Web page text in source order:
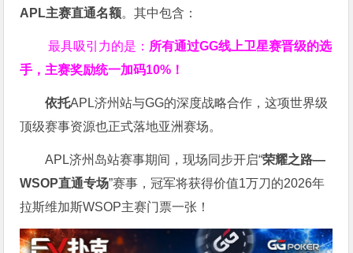
APL主赛直通名额。其中包含：
最具吸引力的是： 所有通过GG线上卫星赛晋级的选
手，主赛奖励统一加码10% ！
依托APL济州站与GG的深度战略合作，这项世界级
顶级赛事资源也正式落地亚洲赛场。
APL济州岛站赛事期间，现场同步开启“荣耀之路—
WSOP直通专场”赛事，冠军将获得价值1万刀的2026年
拉斯维加斯WSOP主赛门票一张！